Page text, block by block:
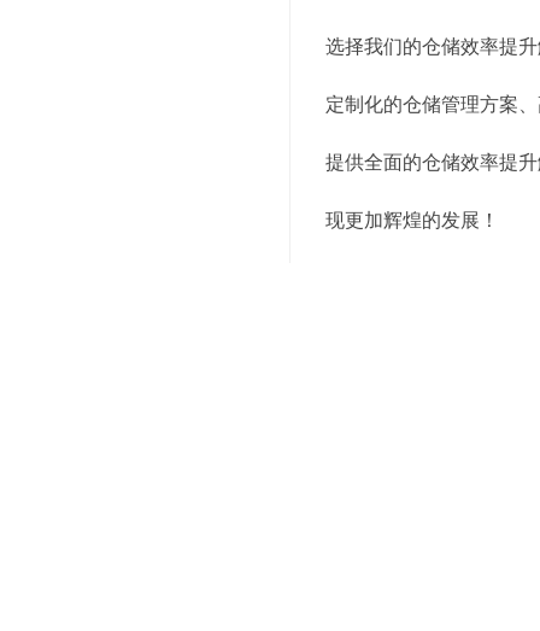
选择我们的仓储效率提
定制化的仓储管理方案
提供全面的仓储效率提
现更加辉煌的发展！